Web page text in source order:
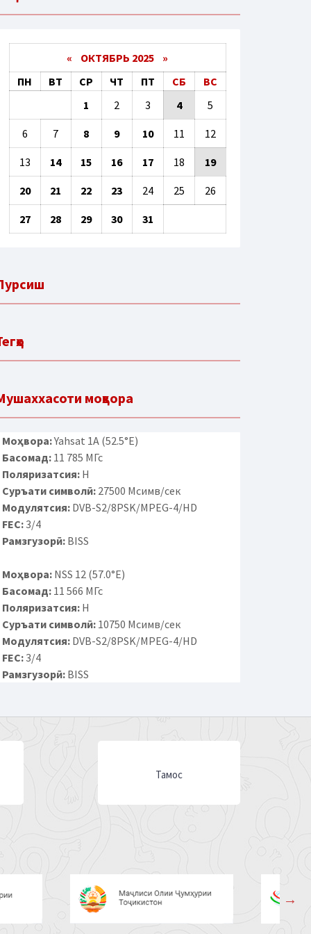
« ОКТЯБРЬ 2025 »
ПН
ВТ СР ЧТ ПТ СБ
ВС
1
2 3 4 5
6 7 8 9 10 11 12
13 14 15 16 17 18 19
20 21 22 23 24 25 26
27 28 29 30 31
моҳвора
Моҳвора:Yahsat 1A (52.5°E)
Басомад:11 785 МГс
Поляризатсия:H
Суръати символӣ:27500 Мсимв/сек
Модулятсия:DVB-S2/8PSK/MPEG-4/HD
FEC:3/4
Рамзгузорӣ:BISS
Моҳвора:NSS 12 (57.0°E)
Басомад:11 566 МГс
Поляризатсия:H
Суръати символӣ:10750 Мсимв/сек
Модулятсия:DVB-S2/8PSK/MPEG-4/HD
FEC:3/4
Рамзгузорӣ:BISS
Тамос